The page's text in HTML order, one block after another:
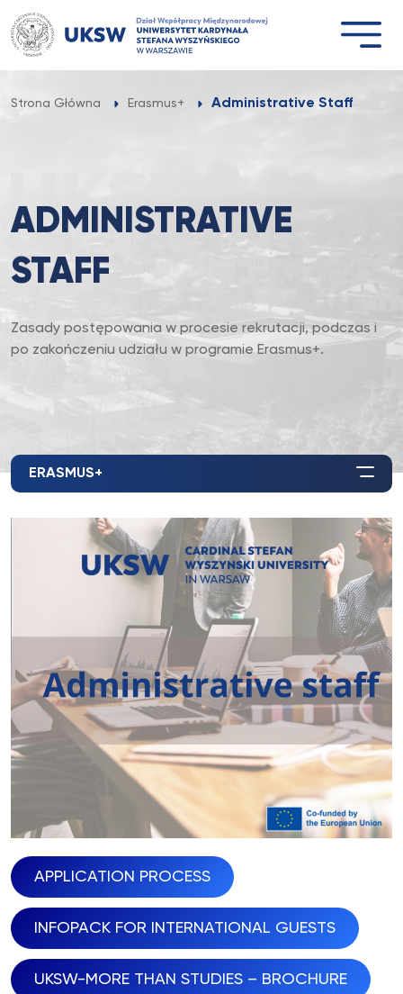
Przejdź
do
treści
Strona Główna Erasmus+ Administrative Staff
ADMINISTRATIVE
STAFF
Zasady postępowania w procesie rekrutacji, podczas i
po zakończeniu udziału w programie Erasmus+.
ERASMUS+
APPLICATION PROCESS
INFOPACK FOR INTERNATIONAL GUESTS
UKSW-MORE THAN STUDIES – BROCHURE